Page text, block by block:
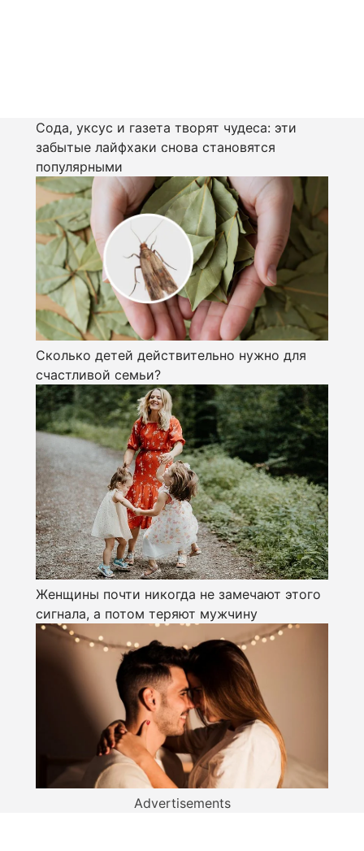
Сода, уксус и газета творят чудеса: эти
забытые лайфхаки снова становятся
популярными
Сколько детей действительно нужно для
счастливой семьи?
Женщины почти никогда не замечают этого
сигнала, а потом теряют мужчину
Advertisements